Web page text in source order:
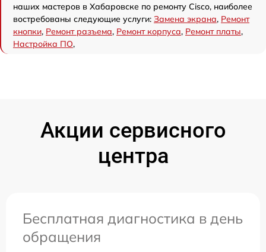
наших мастеров в Хабаровске по ремонту Cisco, наиболее
востребованы следующие услуги: Замена экрана, Ремонт
кнопки, Ремонт разъема, Ремонт корпуса, Ремонт платы,
Настройка ПО,
Акции сервисного
центра
Бесплатная диагностика в день
обращения